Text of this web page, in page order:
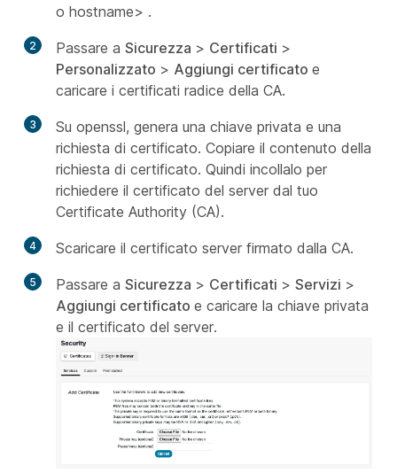
o hostname> .
2 Passare a Sicurezza > Certificati >
Personalizzato > Aggiungi certificato e
caricare i certificati radice della CA.
3
Su openssl, genera una chiave privata e una
richiesta di certificato. Copiare il contenuto della
richiesta di certificato. Quindi incollalo per
richiedere il certificato del server dal tuo
Certificate Authority (CA).
4 Scaricare il certificato server firmato dalla CA.
5 Passare a Sicurezza > Certificati > Servizi >
Aggiungi certificato e caricare la chiave privata
e il certificato del server.